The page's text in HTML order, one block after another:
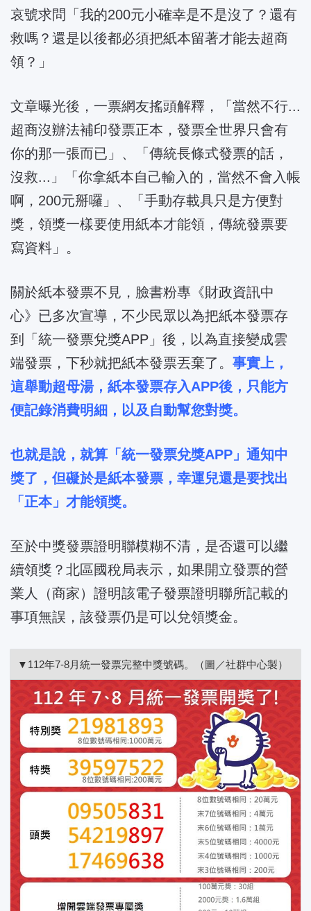
哀號求問「我的200元小確幸是不是沒了？還有
救嗎？還是以後都必須把紙本留著才能去超商
領？」
文章曝光後，一票網友搖頭解釋，「當然不行...
超商沒辦法補印發票正本，發票全世界只會有
你的那一張而已」、「傳統長條式發票的話，
沒救...」「你拿紙本自己輸入的，當然不會入帳
啊，200元掰囉」、「手動存載具只是方便對
獎，領獎一樣要使用紙本才能領，傳統發票要
寫資料」。
關於紙本發票不見，臉書粉專《財政資訊中
心》已多次宣導，不少民眾以為把紙本發票存
到「統一發票兌獎APP」後，以為直接變成雲
端發票，下秒就把紙本發票丟棄了。 事實上，
這舉動超母湯，紙本發票存入APP後，只能方
便記錄消費明細，以及自動幫您對獎。
也就是說，就算「統一發票兌獎APP」通知中
獎了，但礙於是紙本發票，幸運兒還是要找出
「正本」才能領獎。
至於中獎發票證明聯模糊不清，是否還可以繼
續領獎？北區國稅局表示，如果開立發票的營
業人（商家）證明該電子發票證明聯所記載的
事項無誤，該發票仍是可以兌領獎金。
▼112年7-8月統一發票完整中獎號碼。（圖／社群中心製）